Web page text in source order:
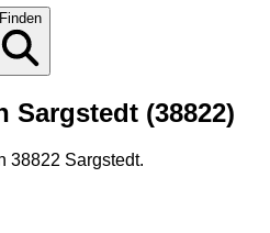
Finden
Sargstedt (38822)
38822 Sargstedt.